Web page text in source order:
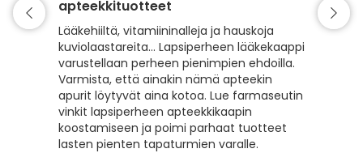
apteekkituotteet
Lääkehiiltä, vitamiininalleja ja hauskoja
kuviolaastareita… Lapsiperheen lääkekaappi
varustellaan perheen pienimpien ehdoilla.
Varmista, että ainakin nämä apteekin
apurit löytyvät aina kotoa. Lue farmaseutin
vinkit lapsiperheen apteekkikaapin
koostamiseen ja poimi parhaat tuotteet
lasten pienten tapaturmien varalle.